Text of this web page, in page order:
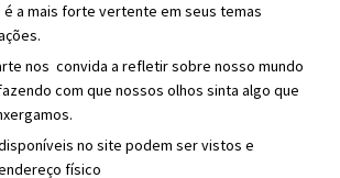
a mais forte vertente em seus temas
nos convida a refletir sobre nosso mundo
com que nossos olhos sinta algo que
no site podem ser vistos e
físico